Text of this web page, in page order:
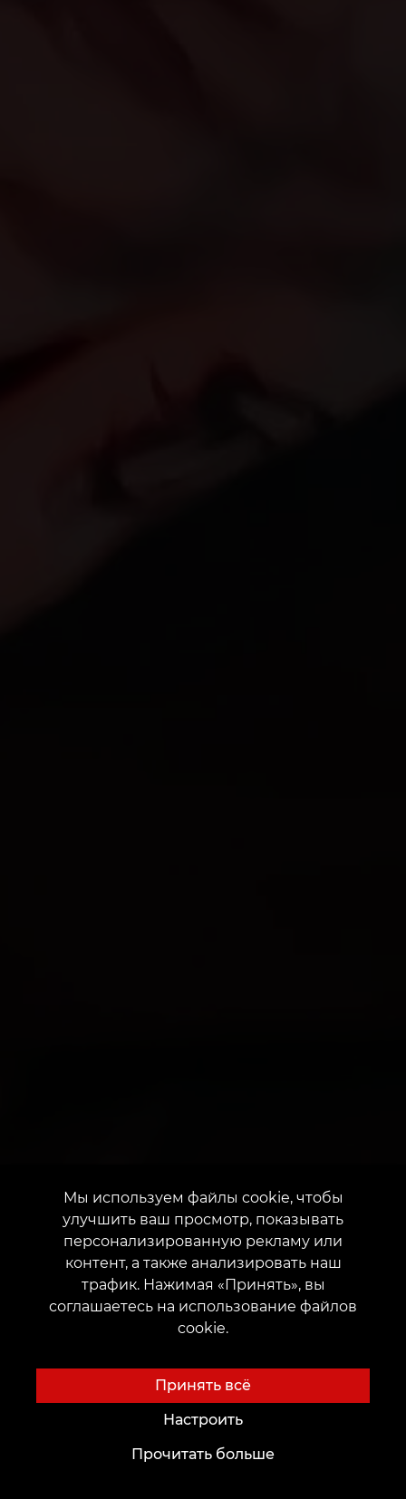
Мы используем файлы cookie, чтобы
улучшить ваш просмотр, показывать
персонализированную рекламу или
контент, а также анализировать наш
трафик. Нажимая «Принять», вы
соглашаетесь на использование файлов
cookie.
Принять всё
Настроить
Прочитать больше